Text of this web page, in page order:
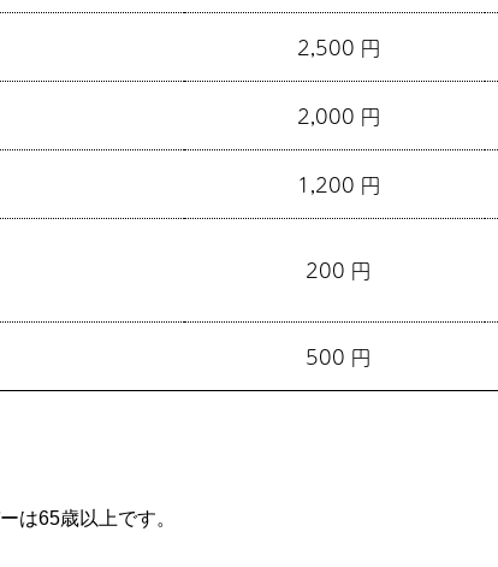
2,500 円
2,000 円
1,200 円
200 円
500 円
は65歳以上です。